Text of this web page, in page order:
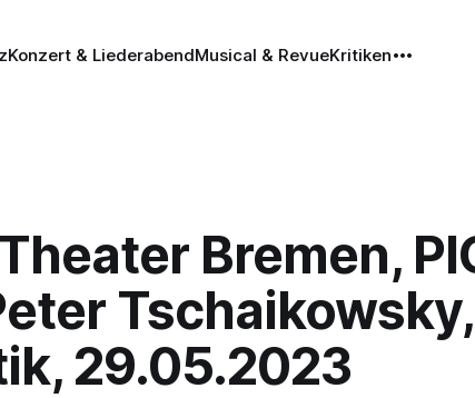
Konzert & LiederabendMusical & RevueKritiken
Bremen,
Tschaikowsky,
29.05.2023